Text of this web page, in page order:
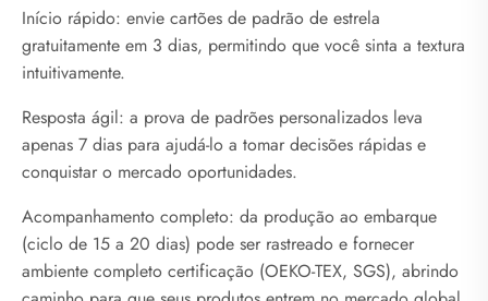
Início rápido: envie cartões de padrão de estrela
gratuitamente em 3 dias, permitindo que você sinta a textura
intuitivamente.
Resposta ágil: a prova de padrões personalizados leva
apenas 7 dias para ajudá-lo a tomar decisões rápidas e
conquistar o mercado oportunidades.
Acompanhamento completo: da produção ao embarque
(ciclo de 15 a 20 dias) pode ser rastreado e fornecer
ambiente completo certificação (OEKO-TEX, SGS), abrindo